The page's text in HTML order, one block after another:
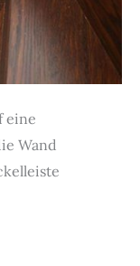
eine
Wand